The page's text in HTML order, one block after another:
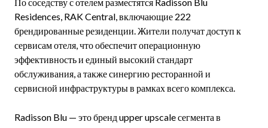
Residences, RAK Central, включающие 222
брендированные резиденции. Жители получат доступ к
сервисам отеля, что обеспечит операционную
эффективность и единый высокий стандарт
обслуживания, а также синергию ресторанной и
сервисной инфраструктуры в рамках всего комплекса.
Radisson Blu — это бренд upper upscale сегмента в